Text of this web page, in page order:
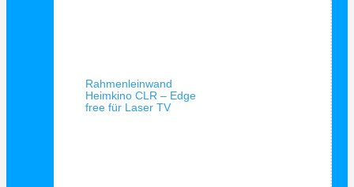
Rahmenleinwand
Heimkino CLR – Edge
free für Laser TV